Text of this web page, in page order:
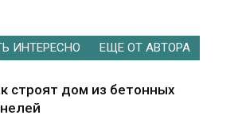
ИНТЕРЕСНО ЕЩЕ ОТ АВТОРА
строят дом из бетонных